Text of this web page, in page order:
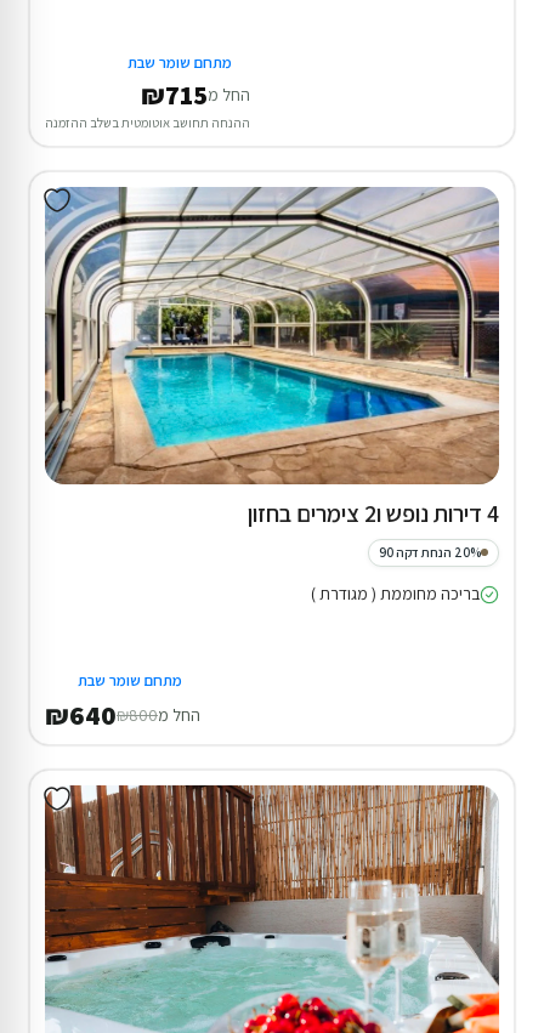
מתחם שומר שבת
החל מ₪715
ההנחה תחושב אוטומטית בשלב ההזמנה
4 דירות נופש ו2 צימרים בחזון
20% הנחת דקה 90
בריכה מחוממת ( מגודרת )
מתחם שומר שבת
החל מ₪800
₪640